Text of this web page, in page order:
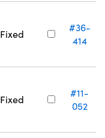
Fixed
#36-
414
Fixed
#11-
052